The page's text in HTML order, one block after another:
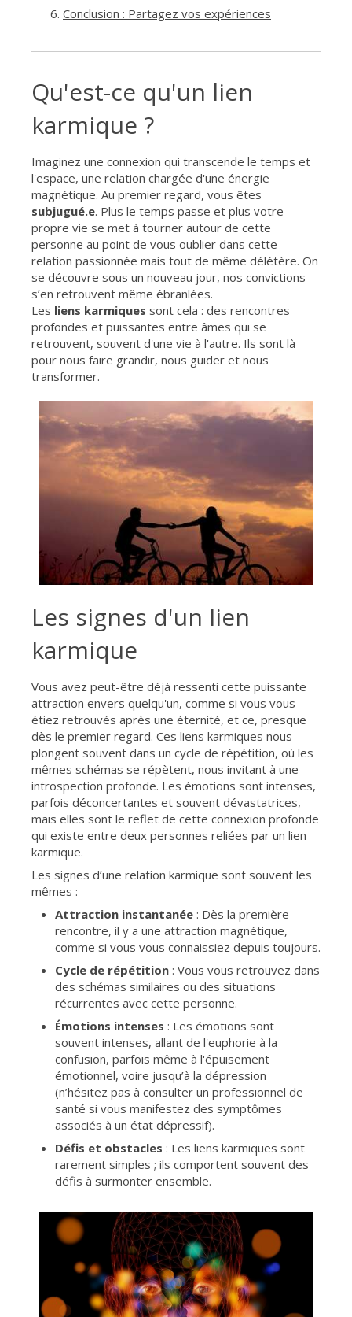
Conclusion : Partagez vos expériences
Qu'est-ce qu'un lien
karmique ?
Imaginez une connexion qui transcende le temps et
l'espace, une relation chargée d'une énergie
magnétique. Au premier regard, vous êtes
subjugué.e. Plus le temps passe et plus votre
propre vie se met à tourner autour de cette
personne au point de vous oublier dans cette
relation passionnée mais tout de même délétère. On
se découvre sous un nouveau jour, nos convictions
s’en retrouvent même ébranlées.
Les liens karmiques sont cela : des rencontres
profondes et puissantes entre âmes qui se
retrouvent, souvent d'une vie à l'autre. Ils sont là
pour nous faire grandir, nous guider et nous
transformer.
Les signes d'un lien
karmique
Vous avez peut-être déjà ressenti cette puissante
attraction envers quelqu'un, comme si vous vous
étiez retrouvés après une éternité, et ce, presque
dès le premier regard. Ces liens karmiques nous
plongent souvent dans un cycle de répétition, où les
mêmes schémas se répètent, nous invitant à une
introspection profonde. Les émotions sont intenses,
parfois déconcertantes et souvent dévastatrices,
mais elles sont le reflet de cette connexion profonde
qui existe entre deux personnes reliées par un lien
karmique.
Les signes d’une relation karmique sont souvent les
mêmes :
Attraction instantanée : Dès la première
rencontre, il y a une attraction magnétique,
comme si vous vous connaissiez depuis toujours.
Cycle de répétition : Vous vous retrouvez dans
des schémas similaires ou des situations
récurrentes avec cette personne.
Émotions intenses : Les émotions sont
souvent intenses, allant de l'euphorie à la
confusion, parfois même à l'épuisement
émotionnel, voire jusqu’à la dépression
(n’hésitez pas à consulter un professionnel de
santé si vous manifestez des symptômes
associés à un état dépressif).
Défis et obstacles : Les liens karmiques sont
rarement simples ; ils comportent souvent des
défis à surmonter ensemble.